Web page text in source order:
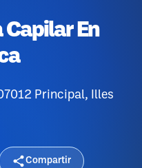
Capilar En
Principal, Illes
Compartir